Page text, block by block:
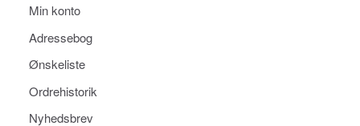
Min konto
Adressebog
Ønskeliste
Ordrehistorik
Nyhedsbrev